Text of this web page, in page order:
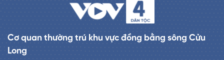
Cơ quan thường trú khu vực đồng bằng sông Cửu
Long